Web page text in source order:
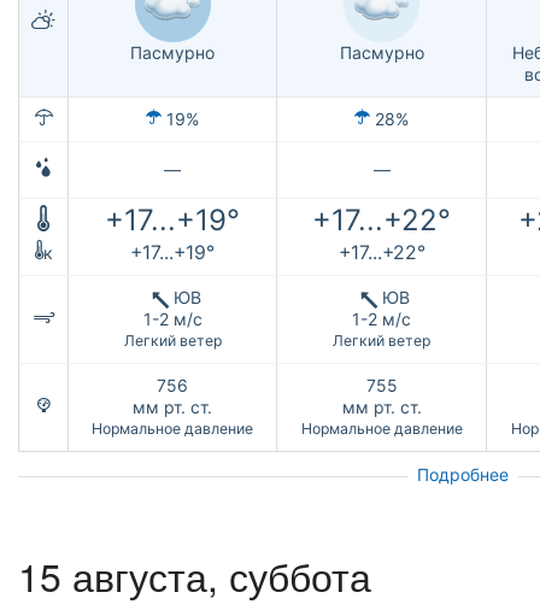
Пасмурно Пасмурно
19% 28%
— —
+17...+19° +17...+22°
к +17...+19° +17...+22°
ЮВ
1-2 м/с
Легкий ветер
ЮВ
1-2 м/с
Легкий ветер
756
мм рт. ст.
Нормальное давление
755
мм рт. ст.
Нормальное давление
Подробнее
15 августа, суббота